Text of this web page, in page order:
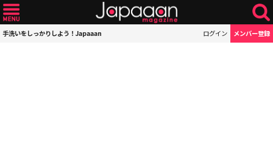
手洗いをしっかりしよう！Japaaan ログイン メンバー登録